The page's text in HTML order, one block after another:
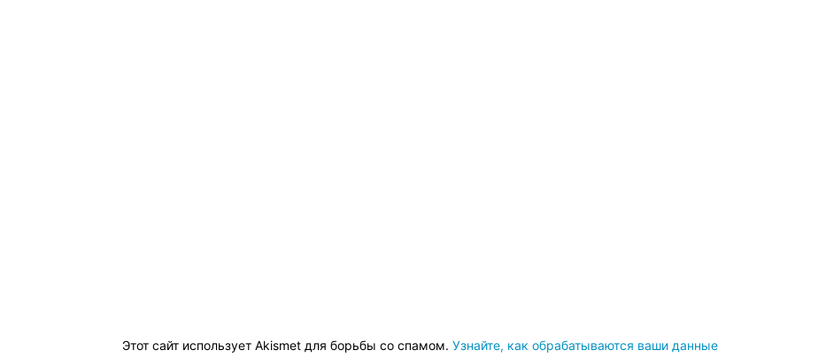
Этот сайт использует Akismet для борьбы со спамом. Узнайте, как обрабатываются ваши данные